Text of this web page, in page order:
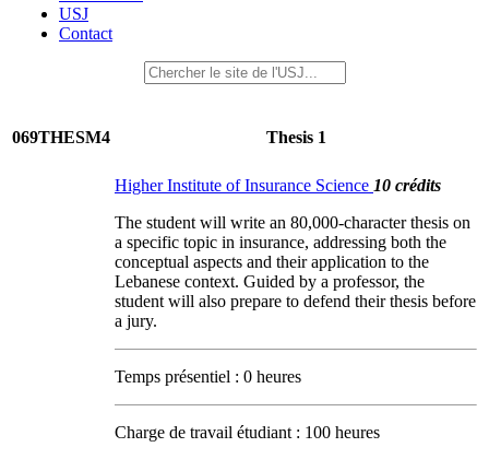
USJ
Contact
069THESM4 Thesis 1
Higher Institute of Insurance Science 10 crédits
The student will write an 80,000-character thesis on
a specific topic in insurance, addressing both the
conceptual aspects and their application to the
Lebanese context. Guided by a professor, the
student will also prepare to defend their thesis before
a jury.
Temps présentiel : 0 heures
Charge de travail étudiant : 100 heures